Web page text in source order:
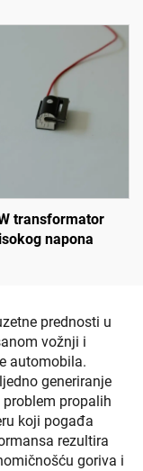
transformator
napona
prednosti u
vožnji i
automobila.
generiranje
propalih
koji pogađa
rezultira
goriva i